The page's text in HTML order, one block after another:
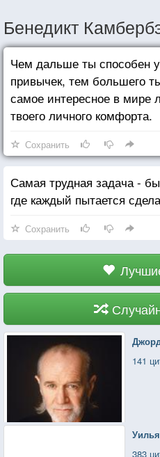
Бенедикт
Чем дальше ты способен
привычек, тем большего
самое интересное в мире
твоего личного комфорта.
Сохранить
Самая трудная задача -
где каждый пытается
Сохранить
141
383